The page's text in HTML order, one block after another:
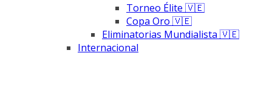
Torneo Élite 🇻🇪
Copa Oro 🇻🇪
Eliminatorias Mundialista 🇻🇪
Internacional